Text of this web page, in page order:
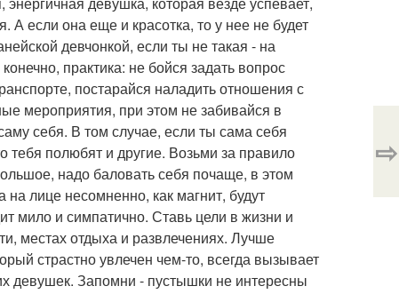
если она еще и красотка, то у нее не будет
девчонкой, если ты не такая - на
практика: не бойся задать вопрос
постарайся наладить отношения с
мероприятия, при этом не забивайся в
себя. В том случае, если ты сама себя
тебя полюбят и другие. Возьми за правило
надо баловать себя почаще, в этом
лице несомненно, как магнит, будут
мило и симпатично. Ставь цели в жизни и
местах отдыха и развлечениях. Лучше
страстно увлечен чем-то, всегда вызывает
девушек. Запомни - пустышки не интересны
⇨